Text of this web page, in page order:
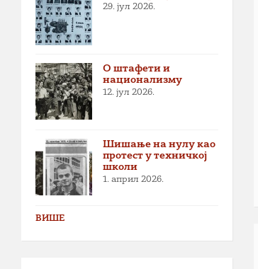
29. јул 2026.
О штафети и
национализму
12. јул 2026.
Шишање на нулу као
протест у техничкој
школи
1. април 2026.
ВИШЕ